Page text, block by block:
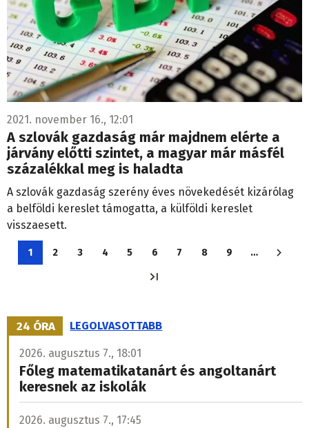
2021. november 16., 12:01
A szlovák gazdaság már majdnem elérte a
járvány előtti szintet, a magyar már másfél
százalékkal meg is haladta
A szlovák gazdaság szerény éves növekedését kizárólag
a belföldi kereslet támogatta, a külföldi kereslet
visszaesett.
Oldalszámozás
Jelenlegi
1
Oldal
2
Oldal
3
Oldal
4
Oldal
5
Oldal
6
Oldal
7
Oldal
8
Oldal
9 …
24 ÓRA LEGOLVASOTTABB
2026. augusztus 7., 18:01
Főleg matematikatanárt és angoltanárt
keresnek az iskolák
2026. augusztus 7., 17:45